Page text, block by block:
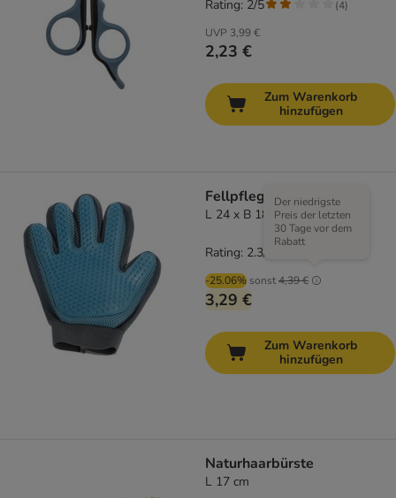
UVP 3,99 €
2,23 €
Rating: 2/5 (4)
Zum Warenkorb
hinzufügen
Fellpflege Handschuh
L 24 x B 18 cm (1 Stück)
-25.06% sonst4,39 €
Der niedrigste
Preis der letzten
30 Tage vor dem
Rabatt
3,29 €
Rating: 2.3/5
Zum Warenkorb
hinzufügen
Naturhaarbürste
L 17 cm